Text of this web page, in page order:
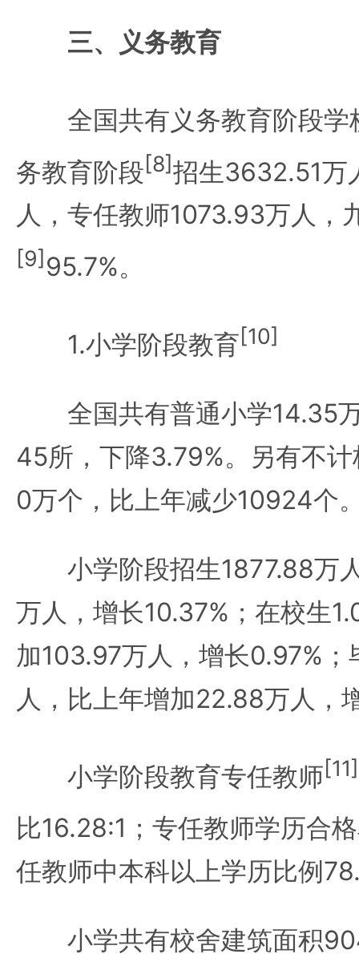
三、义务教育
全国共有义务教育阶段学
务教育阶段[8]招生3632.51万
人，专任教师1073.93万人，
[9] 95.7%。
1.小学阶段教育[10]
全国共有普通小学14.35
45所，下降3.79%。另有不
0万个，比上年减少10924个
小学阶段招生1877.88万
万人，增长10.37%；在校生
加103.97万人，增长0.97%
人，比上年增加22.88万人，
小学阶段教育专任教师[11]
比16.28:1；专任教师学历合
任教师中本科以上学历比例
小学共有校舍建筑面积